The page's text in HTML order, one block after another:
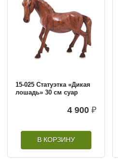
15-025 Статуэтка «Дикая
лошадь» 30 см суар
4 900 ₽
В КОРЗИНУ